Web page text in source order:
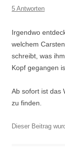
5 Antworten
Irgendwo
welchem
schreibt, was
Kopf gegangen
Ab sofort ist das
zu finden.
Dieser Beitrag